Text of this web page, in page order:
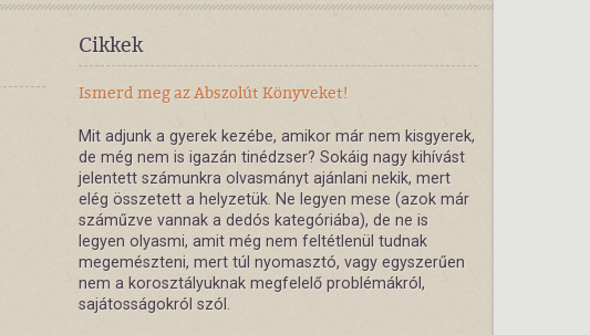
Cikkek
Ismerd meg az Abszolút Könyveket!
Mit adjunk a gyerek kezébe, amikor már nem kisgyerek,
de még nem is igazán tinédzser? Sokáig nagy kihívást
jelentett számunkra olvasmányt ajánlani nekik, mert
elég összetett a helyzetük. Ne legyen mese (azok már
száműzve vannak a dedós kategóriába), de ne is
legyen olyasmi, amit még nem feltétlenül tudnak
megemészteni, mert túl nyomasztó, vagy egyszerűen
nem a korosztályuknak megfelelő problémákról,
sajátosságokról szól.